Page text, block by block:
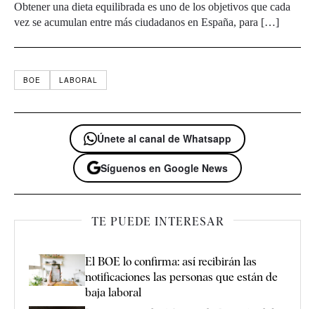
Obtener una dieta equilibrada es uno de los objetivos que cada
vez se acumulan entre más ciudadanos en España, para […]
BOE LABORAL
Únete al canal de Whatsapp
Síguenos en Google News
TE PUEDE INTERESAR
El BOE lo confirma: así recibirán las
notificaciones las personas que están de
baja laboral